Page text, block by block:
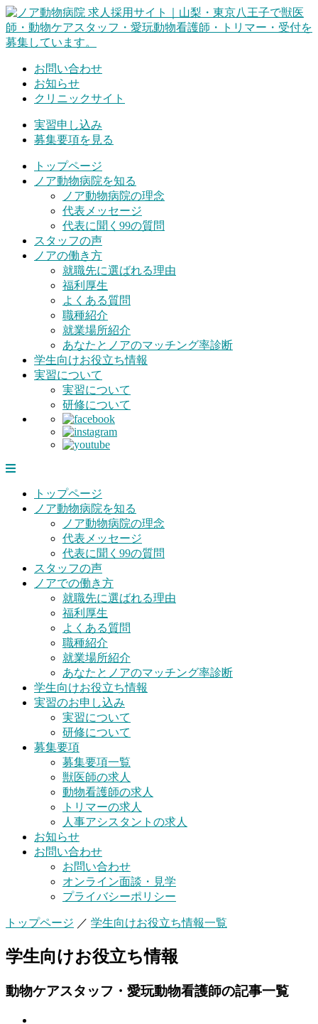
Skip
to
content
お問い合わせ
お知らせ
クリニックサイト
実習申し込み
募集要項を見る
トップページ
ノア動物病院を知る
ノア動物病院の理念
代表メッセージ
代表に聞く99の質問
スタッフの声
ノアの働き方
就職先に選ばれる理由
福利厚生
よくある質問
職種紹介
就業場所紹介
あなたとノアのマッチング率診断
学生向けお役立ち情報
実習について
実習について
研修について
トップページ
ノア動物病院を知る
ノア動物病院の理念
代表メッセージ
代表に聞く99の質問
スタッフの声
ノアでの働き方
就職先に選ばれる理由
福利厚生
よくある質問
職種紹介
就業場所紹介
あなたとノアのマッチング率診断
学生向けお役立ち情報
実習のお申し込み
実習について
研修について
募集要項
募集要項一覧
獣医師の求人
動物看護師の求人
トリマーの求人
人事アシスタントの求人
お知らせ
お問い合わせ
お問い合わせ
オンライン面談・見学
プライバシーポリシー
トップページ ／ 学生向けお役立ち情報一覧
学生向けお役立ち情報
動物ケアスタッフ・愛玩動物看護師の記事一覧